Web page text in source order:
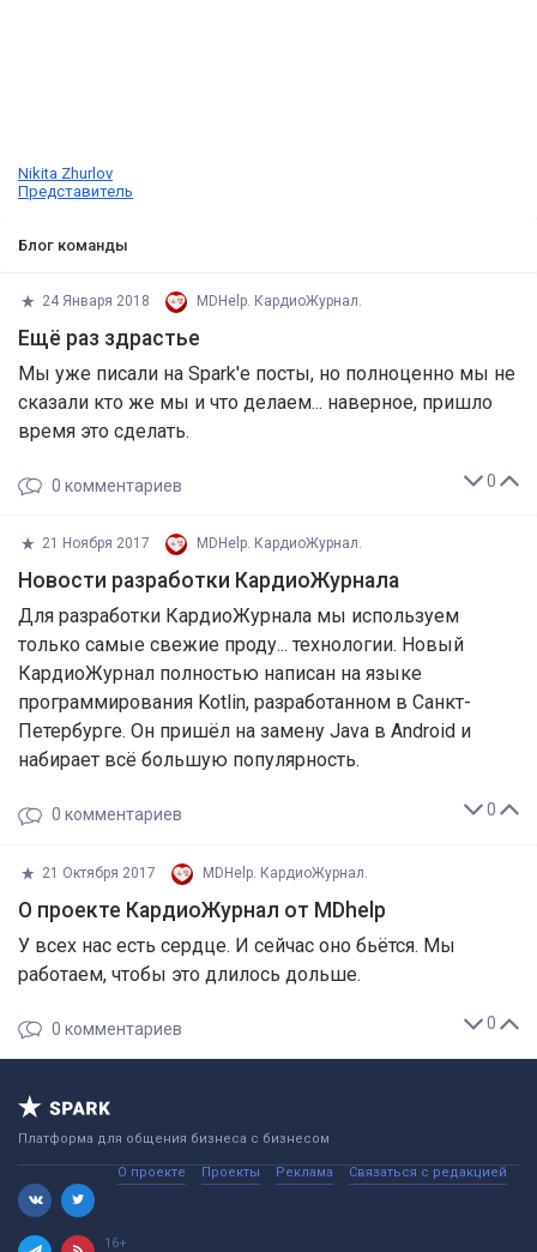
Nikita Zhurlov
Представитель
Блог команды
24 Января 2018 MDHelp. КардиоЖурнал.
Ещё раз здрастье
Мы уже писали на Spark'e посты, но полноценно мы не
сказали кто же мы и что делаем... наверное, пришло
время это сделать.
0
0 комментариев
21 Ноября 2017 MDHelp. КардиоЖурнал.
Новости разработки КардиоЖурнала
​Для разработки КардиоЖурнала мы используем
только самые свежие проду... технологии. Новый
КардиоЖурнал полностью написан на языке
программирования Kotlin, разработанном в Санкт-
Петербурге. Он пришёл на замену Java в Android и
набирает всё большую популярность.
0
0 комментариев
21 Октября 2017 MDHelp. КардиоЖурнал.
О проекте КардиоЖурнал от MDhelp
У всех нас есть сердце. И сейчас оно бьётся. Мы
работаем, чтобы это длилось дольше.
0
0 комментариев
Платформа для общения бизнеса с бизнесом
О проекте Проекты Реклама Связаться с редакцией
16+